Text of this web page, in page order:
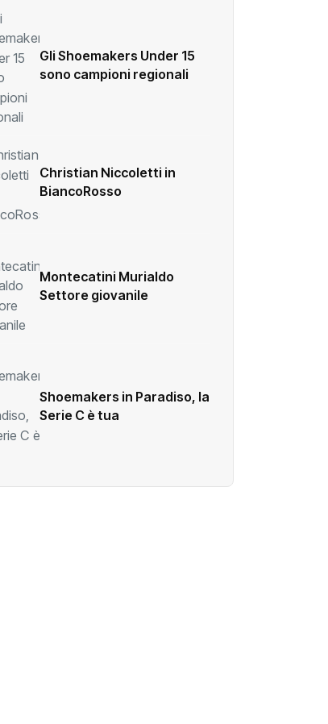
Gli Shoemakers Under 15
sono campioni regionali
Christian Niccoletti in
BiancoRosso
Montecatini Murialdo
Settore giovanile
Shoemakers in Paradiso, la
Serie C è tua